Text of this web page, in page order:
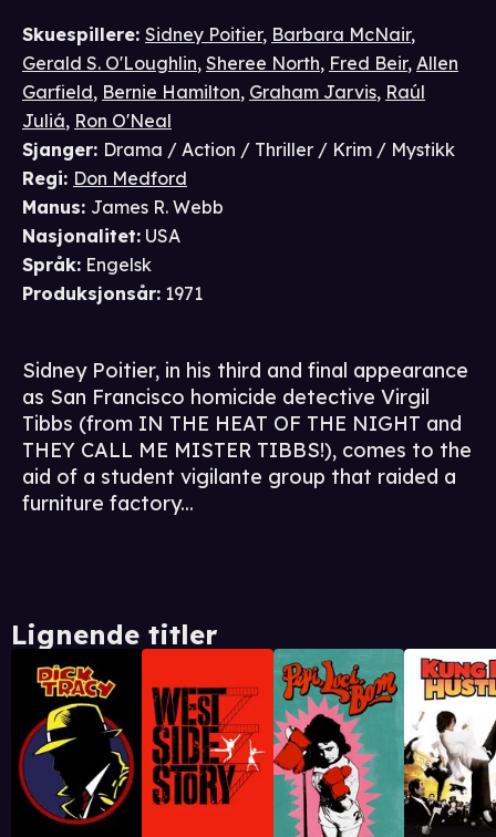
Skuespillere: Sidney Poitier, Barbara McNair,
Gerald S. O'Loughlin, Sheree North, Fred Beir, Allen
Garfield, Bernie Hamilton, Graham Jarvis, Raúl
Juliá, Ron O'Neal
Sjanger: Drama / Action / Thriller / Krim / Mystikk
Regi: Don Medford
Manus: James R. Webb
Nasjonalitet: USA
Språk: Engelsk
Produksjonsår: 1971
Sidney Poitier, in his third and final appearance
as San Francisco homicide detective Virgil
Tibbs (from IN THE HEAT OF THE NIGHT and
THEY CALL ME MISTER TIBBS!), comes to the
aid of a student vigilante group that raided a
furniture factory...
Lignende titler